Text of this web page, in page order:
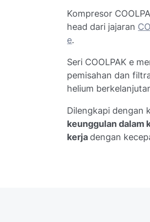
Kompresor
head dari jajaran
e.
Seri COOLPAK e
pemisahan dan
helium
Dilengkapi dengan
keunggulan dalam
kerja dengan